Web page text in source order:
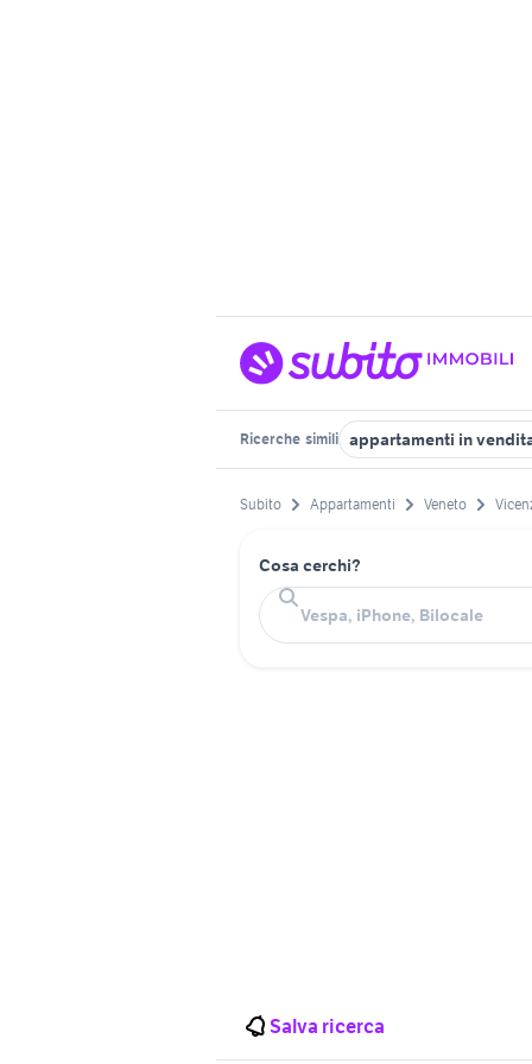
Ricerche simili appartamenti in
Subito Appartamenti Veneto
Cosa cerchi?
Salva ricerca